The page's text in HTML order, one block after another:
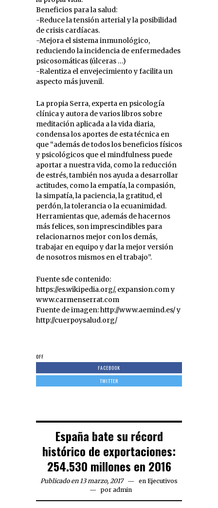
Beneficios para la salud:
-Reduce la tensión arterial y la posibilidad
de crisis cardíacas.
-Mejora el sistema inmunológico,
reduciendo la incidencia de enfermedades
psicosomáticas (úlceras …)
-Ralentiza el envejecimiento y facilita un
aspecto más juvenil.
La propia Serra, experta en psicología
clínica y autora de varios libros sobre
meditación aplicada a la vida diaria,
condensa los aportes de esta técnica en
que “además de todos los beneficios físicos
y psicológicos que el mindfulness puede
aportar a nuestra vida, como la reducción
de estrés, también nos ayuda a desarrollar
actitudes, como la empatía, la compasión,
la simpatía, la paciencia, la gratitud, el
perdón, la tolerancia o la ecuanimidad.
Herramientas que, además de hacernos
más felices, son imprescindibles para
relacionarnos mejor con los demás,
trabajar en equipo y dar la mejor versión
de nosotros mismos en el trabajo”.
Fuente sde contenido:
https://es.wikipedia.org/, expansion.com y
www.carmenserrat.com
Fuente de imagen: http://www.aemind.es/ y
http://cuerpoysalud.org/
OFF
FACEBOOK
TWITTER
España bate su récord
histórico de exportaciones:
254.530 millones en 2016
Publicado en 13 marzo, 2017 en Ejecutivos
por admin